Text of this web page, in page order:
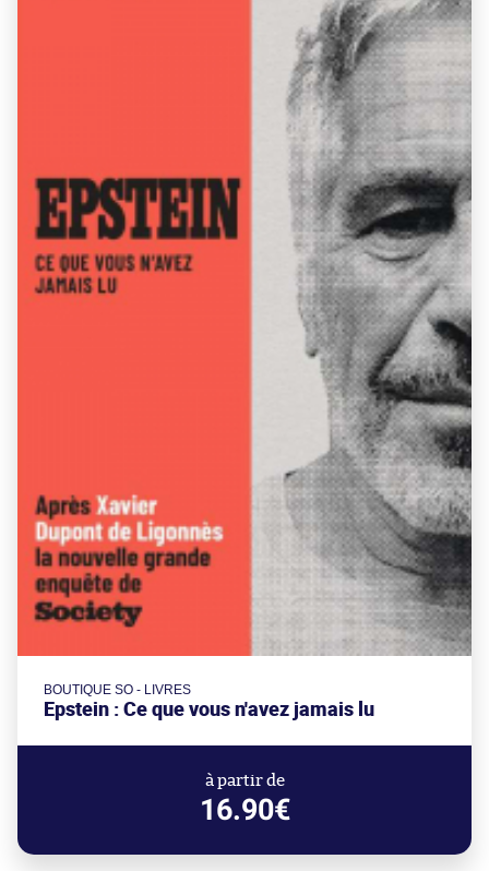
BOUTIQUE SO - LIVRES
Epstein : Ce que vous n'avez jamais lu
à partir de
16.90€